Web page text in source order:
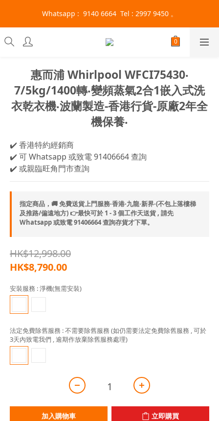
旺角門市營業時間 : (星期一至六 13:00 - 21:00 / 星期日及公眾假
期 13:00 - 19:00)
Whatsapp :  9140 6664  Tel : 2997 9450 。
旺角門市營業時間 : (星期一至六 13:00 - 21:00 / 星期日及公眾假
期 13:00 - 19:00)
惠而浦 Whirlpool WFCI75430‧
7/5kg/1400轉‧變頻蒸氣2合1嵌入式洗
衣乾衣機‧波蘭製造-香港行貨-原廠2年全
機保養‧
✔️ 香港特約經銷商
✔️ 可 Whatsapp 或致電 91406664 查詢
✔️ 或親臨旺角門市查詢
指定商品，🚚 免費送貨上門服務‧香港‧九龍‧新界‧(不包上落樓梯
及推路/偏遠地方) 👉最快可於 1 - 3 個工作天送貨 , 請先
Whatsapp 或致電 91406664 查詢存貨才下單。
HK$12,998.00
HK$8,790.00
安裝服務 : 淨機(無需安裝)
法定免費除舊服務 : 不需要除舊服務 (如仍需要法定免費除舊服務 , 可於
3天內致電我們 , 逾期作放棄除舊服務處理)
加入購物車 立即購買